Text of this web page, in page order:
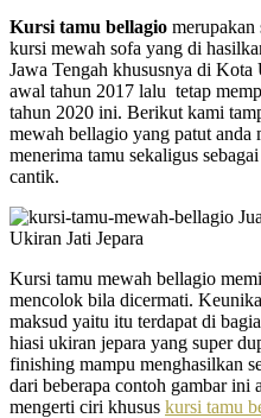
Kursi tamu bellagio merupakan
kursi mewah sofa yang di
Jawa Tengah khususnya di
awal tahun 2017 lalu tetap
tahun 2020 ini. Berikut kami
mewah bellagio yang patut
menerima tamu sekaligus
cantik.
Kursi tamu mewah bellagio
mencolok bila dicermati.
maksud yaitu itu terdapat di
hiasi ukiran jepara yang super
finishing mampu menghasilkan
dari beberapa contoh gambar ini
mengerti ciri khusus kursi tamu